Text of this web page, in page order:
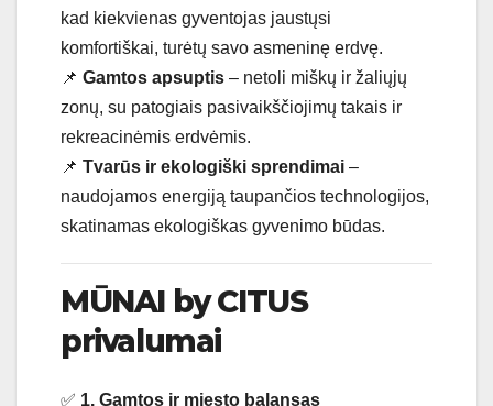
kad kiekvienas gyventojas jaustųsi
komfortiškai, turėtų savo asmeninę erdvę.
📌 Gamtos apsuptis – netoli miškų ir žaliųjų
zonų, su patogiais pasivaikščiojimų takais ir
rekreacinėmis erdvėmis.
📌 Tvarūs ir ekologiški sprendimai –
naudojamos energiją taupančios technologijos,
skatinamas ekologiškas gyvenimo būdas.
MŪNAI by CITUS
privalumai
✅ 1. Gamtos ir miesto balansas